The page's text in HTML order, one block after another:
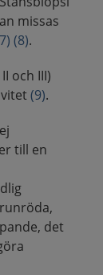
missas
(8).
och III)
(9).
till en
det